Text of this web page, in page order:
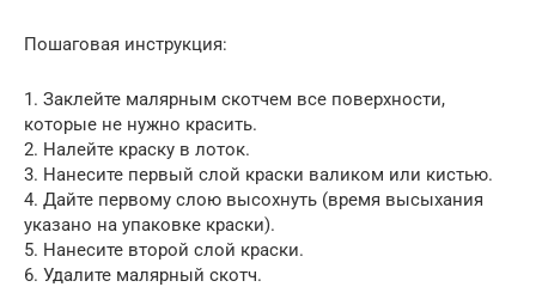
Пошаговая инструкция:
1. Заклейте малярным скотчем все поверхности,
которые не нужно красить.
2. Налейте краску в лоток.
3. Нанесите первый слой краски валиком или кистью.
4. Дайте первому слою высохнуть (время высыхания
указано на упаковке краски).
5. Нанесите второй слой краски.
6. Удалите малярный скотч.